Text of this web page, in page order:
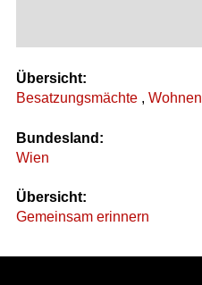
Übersicht:
Besatzungsmächte , Wohnen
Bundesland:
Wien
Übersicht:
Gemeinsam erinnern